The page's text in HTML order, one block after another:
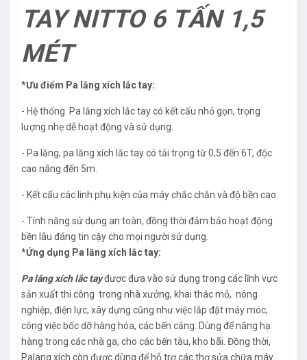
TAY NITTO 6 TẤN 1,5
MÉT
*Ưu điểm Pa lăng xích lắc tay:
- Hệ thống Pa lăng xích lắc tay có kết cấu nhỏ gọn, trọng
lượng nhẹ dễ hoạt động và sử dụng.
- Pa lăng, pa lăng xích lắc tay có tải trọng từ 0,5 đến 6T, độc
cao nâng đến 5m.
- Kết cấu các linh phụ kiện của máy chắc chắn và độ bền cao.
- Tính năng sử dụng an toàn, đồng thời đảm bảo hoạt động
bền lâu đáng tin cậy cho mọi người sử dụng.
*Ứng dụng Pa lăng xích lắc tay:
Pa lăng xích lắc tayđược đưa vào sử dụng trong các lĩnh vực
sản xuất thi công trong nhà xưởng, khai thác mỏ, nông
nghiệp, điện lực, xây dựng cũng như việc lắp đặt máy móc,
công việc bốc dỡ hàng hóa, các bến cảng. Dùng để nâng hạ
hàng trong các nhà ga, cho các bến tàu, kho bãi. Đồng thời,
Palang xích còn được dùng để hỗ trợ các thợ sửa chữa máy